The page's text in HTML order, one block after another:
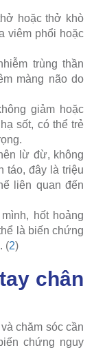
hoặc thở khò
viêm phổi hoặc
trùng thần
màng não do
giảm hoặc
sốt, có thể trẻ
lừ đừ, không
táo, đây là triệu
liên quan đến
hốt hoảng
là biến chứng
(2)
chân
chăm sóc cần
chứng nguy